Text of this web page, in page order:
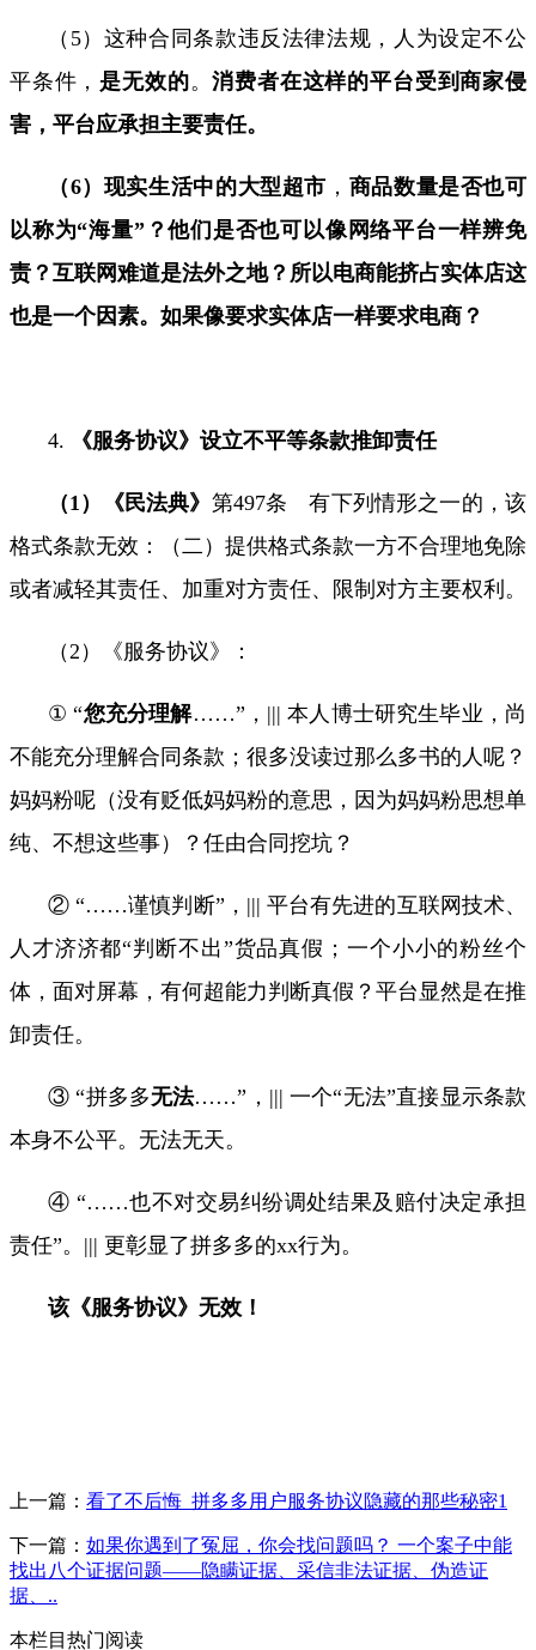
（ 5）这种合同条款违反法律法规，人为设定不公
平条件， 是无效的。消费者在这样的平台受到商家侵
害，平台应承担主要责任。
（6）现实生活中的大型超市 ， 商品数量是否也可
以称为“海量”？他们是否也可以像网络平台一样辨免
责？互联网难道是法外之地？所以电商能挤占实体店这
也是一个因素。如果像要求实体店一样要求电商？
4. 《服务协议》设立不平等条款推卸责任
（1 ）《民法典》 第497条 有下列情形之一的，该
格式条款无效：（二）提供格式条款一方不合理地免除
或者减轻其责任、加重对方责任、限制对方主要权利。
（ 2 ）《服务协议》：
①“您充分理解……” ， |||本人博士研究生毕业，尚
不能充分理解合同条款；很多没读过那么多书的人呢？
妈妈粉呢（没有贬低妈妈粉的意思，因为妈妈粉思想单
纯、不想这些事）？任由合同挖坑？
②“……谨慎判断” ， ||| 平台有先进的互联网技术、
人才济济都“判断不出”货品真假；一个小小的粉丝个
体，面对屏幕，有何超能力判断真假？平台显然是在推
卸责任。
③“拼多多无法……”， |||一个“无法”直接显示条款
本身不公平。无法无天。
④ “……也不对交易纠纷调处结果及赔付决定承担
责任”。 ||| 更彰显了拼多多的xx行为。
该《服务协议》无效！
上一篇： 看了不后悔_拼多多用户服务协议隐藏的那些秘密1
下一篇： 如果你遇到了冤屈，你会找问题吗？ 一个案子中能
找出八个证据问题——隐瞒证据、采信非法证据、伪造证
据、..
本栏目热门阅读